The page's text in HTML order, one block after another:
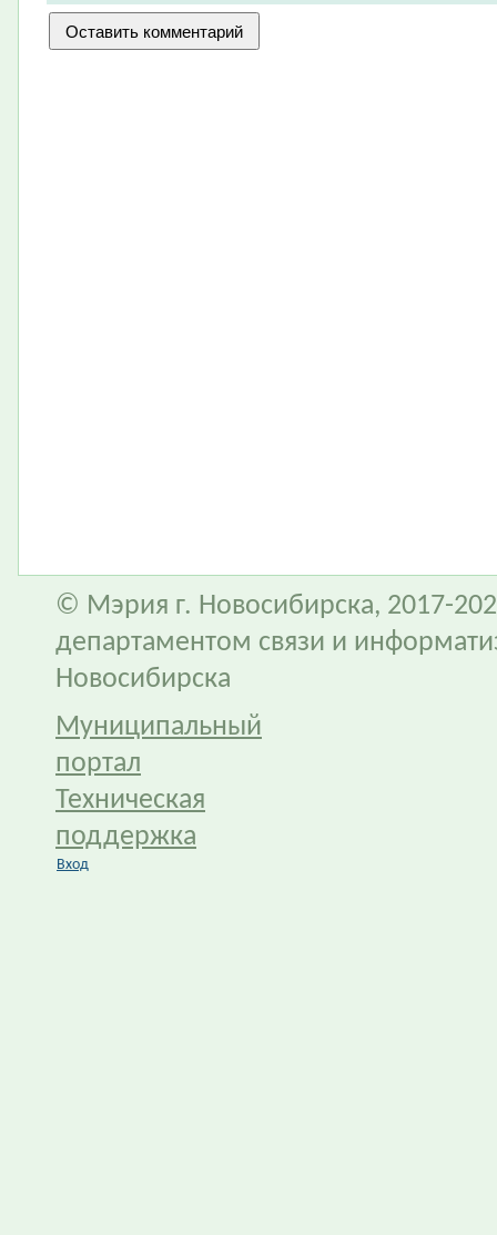
© Мэрия г. Новосибирска, 2017-
департаментом связи и
Новосибирска
Муниципальный
портал
Техническая
поддержка
Вход